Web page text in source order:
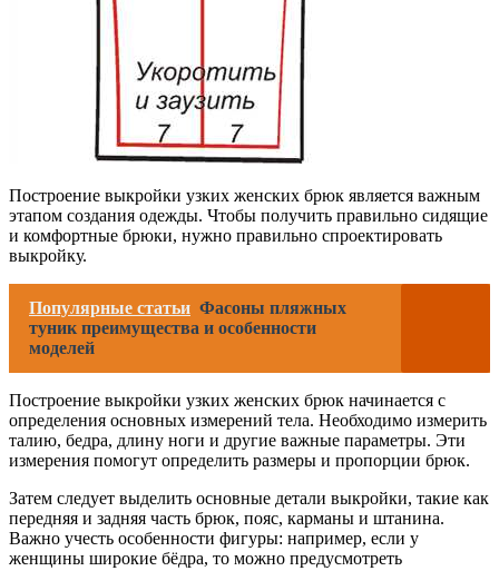
Построение выкройки узких женских брюк является важным
этапом создания одежды. Чтобы получить правильно сидящие
и комфортные брюки, нужно правильно спроектировать
выкройку.
Популярные статьи Фасоны пляжных
туник преимущества и особенности
моделей
Построение выкройки узких женских брюк начинается с
определения основных измерений тела. Необходимо измерить
талию, бедра, длину ноги и другие важные параметры. Эти
измерения помогут определить размеры и пропорции брюк.
Затем следует выделить основные детали выкройки, такие как
передняя и задняя часть брюк, пояс, карманы и штанина.
Важно учесть особенности фигуры: например, если у
женщины широкие бёдра, то можно предусмотреть